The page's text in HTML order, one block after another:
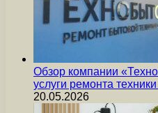
Обзор компании
услуги ремонта
20.05.2026